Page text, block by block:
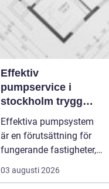
Effektiv
pumpservice i
stockholm trygg
drift utan avbrott
Effektiva pumpsystem
är en förutsättning för
fungerande fastigheter,
hållbara VA-nät och
trygg hantering av både
03 augusti 2026